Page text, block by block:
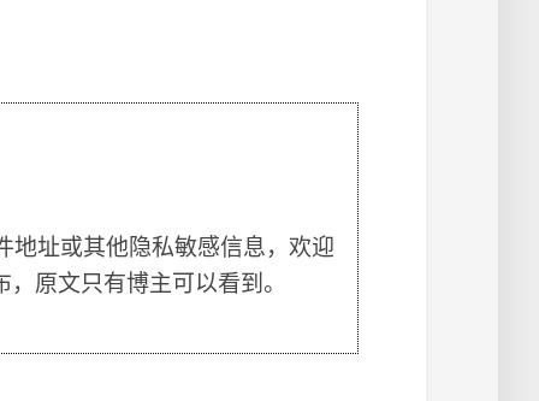
地址或其他隐私敏感信息，欢迎
，原文只有博主可以看到。